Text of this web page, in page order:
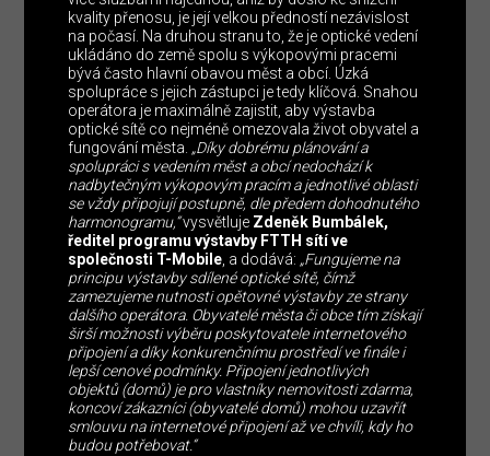
kvality přenosu, je její velkou předností nezávislost
na počasí. Na druhou stranu to, že je optické vedení
ukládáno do země spolu s výkopovými pracemi
bývá často hlavní obavou měst a obcí. Úzká
spolupráce s jejich zástupci je tedy klíčová. Snahou
operátora je maximálně zajistit, aby výstavba
optické sítě co nejméně omezovala život obyvatel a
fungování města. „Díky dobrému plánování a
spolupráci s vedením měst a obcí nedochází k
nadbytečným výkopovým pracím a jednotlivé oblasti
se vždy připojují postupně, dle předem dohodnutého
harmonogramu,“vysvětluje Zdeněk Bumbálek,
ředitel programu výstavby FTTH sítí ve
společnosti T-Mobile , a dodává: „Fungujeme na
principu výstavby sdílené optické sítě, čímž
zamezujeme nutnosti opětovné výstavby ze strany
dalšího operátora. Obyvatelé města či obce tím získají
širší možnosti výběru poskytovatele internetového
připojení a díky konkurenčnímu prostředí ve finále i
lepší cenové podmínky. Připojení jednotlivých
objektů (domů) je pro vlastníky nemovitosti zdarma,
koncoví zákazníci (obyvatelé domů) mohou uzavřít
smlouvu na internetové připojení až ve chvíli, kdy ho
budou potřebovat.“